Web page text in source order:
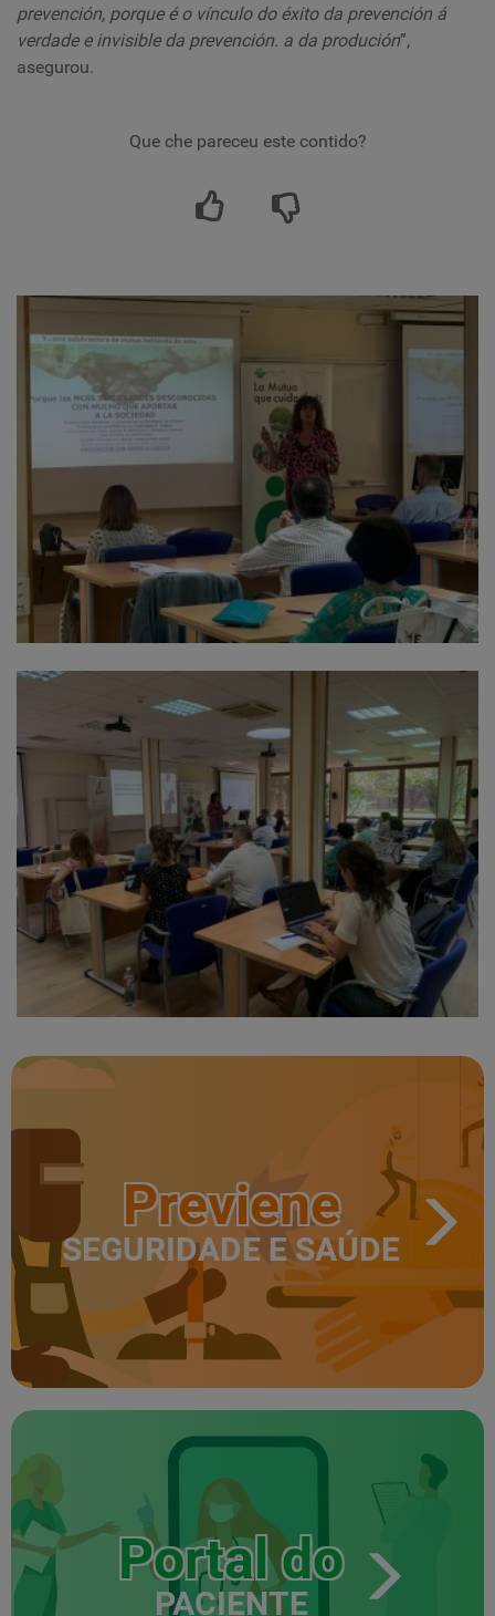
prevención, porque é o vínculo do éxito da prevención á
verdade e invisible da prevención. a da produción”,
asegurou.
Que che pareceu este contido?
Previene
SEGURIDADE E SAÚDE
Portal do
PACIENTE